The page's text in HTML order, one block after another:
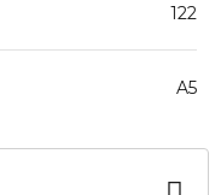
122
A5